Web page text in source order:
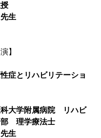
生
】
性症とリハビリテーショ
大学附属病院　リハビ
　理学療法士
生